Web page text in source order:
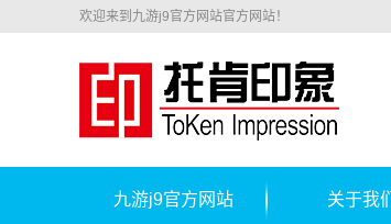
欢迎来到九游j9官方网站官方网站！
九游j9官方网站 关于我们